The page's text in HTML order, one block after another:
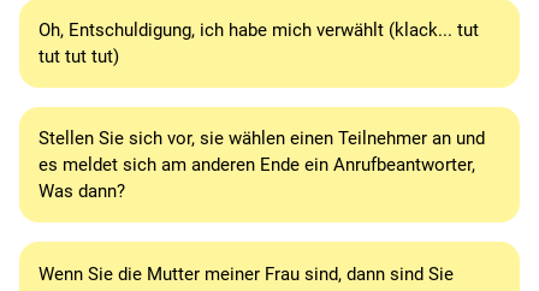
Oh, Entschuldigung, ich habe mich verwählt (klack... tut
tut tut tut)
Stellen Sie sich vor, sie wählen einen Teilnehmer an und
es meldet sich am anderen Ende ein Anrufbeantworter,
Was dann?
Wenn Sie die Mutter meiner Frau sind, dann sind Sie